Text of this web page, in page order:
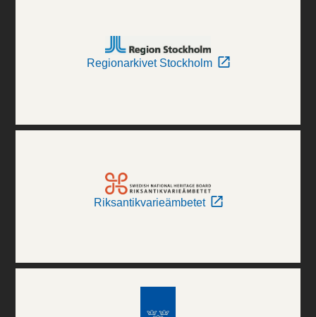
Regionarkivet Stockholm
Riksantikvarieämbetet